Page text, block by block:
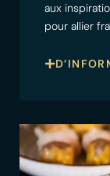
aux
pour allier